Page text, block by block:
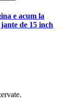
e acum la
de 15 inch